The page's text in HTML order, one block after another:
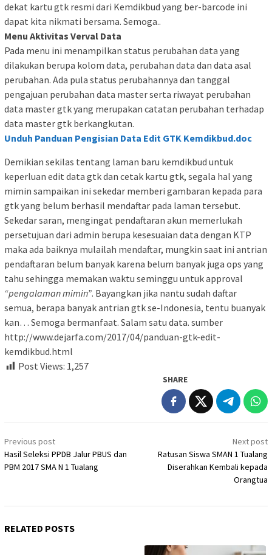
dekat kartu gtk resmi dari Kemdikbud yang ber-barcode ini
dapat kita nikmati bersama. Semoga..
Menu Aktivitas Verval Data
Pada menu ini menampilkan status perubahan data yang
dilakukan berupa kolom data, perubahan data dan data asal
perubahan. Ada pula status perubahannya dan tanggal
pengajuan perubahan data master serta riwayat perubahan
data master gtk yang merupakan catatan perubahan terhadap
data master gtk berkangkutan.
Unduh Panduan Pengisian Data Edit GTK Kemdikbud.doc
Demikian sekilas tentang laman baru kemdikbud untuk
keperluan edit data gtk dan cetak kartu gtk, segala hal yang
mimin sampaikan ini sekedar memberi gambaran kepada para
gtk yang belum berhasil mendaftar pada laman tersebut.
Sekedar saran, mengingat pendaftaran akun memerlukah
persetujuan dari admin berupa kesesuaian data dengan KTP
maka ada baiknya mulailah mendaftar, mungkin saat ini antrian
pendaftaran belum banyak karena belum banyak juga ops yang
tahu sehingga memakan waktu seminggu untuk approval
“pengalaman mimin”. Bayangkan jika nantu sudah daftar
semua, berapa banyak antrian gtk se-Indonesia, tentu buanyak
kan… Semoga bermanfaat. Salam satu data. sumber
http://www.dejarfa.com/2017/04/panduan-gtk-edit-
kemdikbud.html
Post Views: 1,257
SHARE
Post
navigation
Previous post
Hasil Seleksi PPDB Jalur PBUS dan
PBM 2017 SMA N 1 Tualang
Next post
Ratusan Siswa SMAN 1 Tualang
Diserahkan Kembali kepada
Orangtua
RELATED POSTS